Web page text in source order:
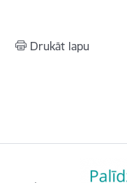
Drukāt lapu